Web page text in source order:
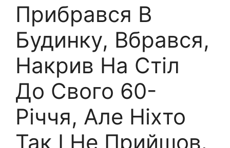
Прибрався В
Будинку, Вбрався,
Накрив На Стіл
До Свого 60-
Річчя, Але Ніхто
Так І Не Прийшов.